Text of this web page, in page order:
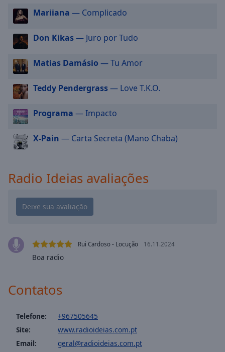
window.
Beginning
dialog
window.
Escape
and
close
window.
Opacity
Color
Opacity
Caption
Mariiana — Complicado
Don Kikas— Juro por Tudo
Matias Damásio — Tu Amor
Teddy Pendergrass— Love T.K.O.
Programa — Impacto
X-Pain — Carta Secreta (Mano Chaba)
Radio Ideias avaliações
Rui Cardoso - Locução 16.11.2024
Boa radio
Contatos
Telefone:
+967505645
Site:
www.radioideias.com.pt
Email:
geral@radioideias.com.pt